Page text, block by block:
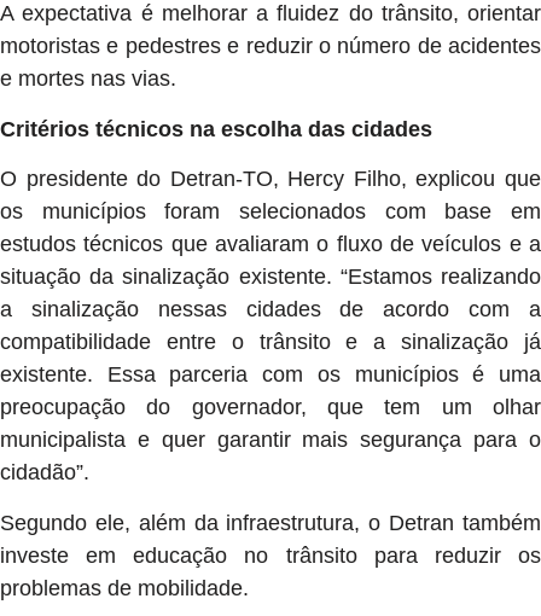
A expectativa é melhorar a fluidez do trânsito, orientar
motoristas e pedestres e reduzir o número de acidentes
e mortes nas vias.
Critérios técnicos na escolha das cidades
O presidente do Detran-TO, Hercy Filho, explicou que
os municípios foram selecionados com base em
estudos técnicos que avaliaram o fluxo de veículos e a
situação da sinalização existente. “Estamos realizando
a sinalização nessas cidades de acordo com a
compatibilidade entre o trânsito e a sinalização já
existente. Essa parceria com os municípios é uma
preocupação do governador, que tem um olhar
municipalista e quer garantir mais segurança para o
cidadão”.
Segundo ele, além da infraestrutura, o Detran também
investe em educação no trânsito para reduzir os
problemas de mobilidade.